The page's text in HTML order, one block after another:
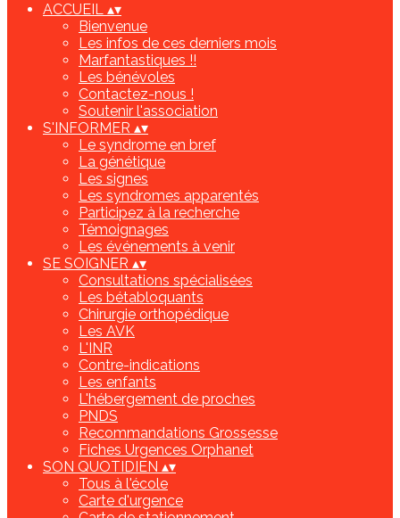
ACCUEIL ▴▾
Bienvenue
Les infos de ces derniers mois
Marfantastiques !!
Les bénévoles
Contactez-nous !
Soutenir l'association
S'INFORMER ▴▾
Le syndrome en bref
La génétique
Les signes
Les syndromes apparentés
Participez à la recherche
Témoignages
Les événements à venir
SE SOIGNER ▴▾
Consultations spécialisées
Les bétabloquants
Chirurgie orthopédique
Les AVK
L'INR
Contre-indications
Les enfants
L'hébergement de proches
PNDS
Recommandations Grossesse
Fiches Urgences Orphanet
SON QUOTIDIEN ▴▾
Tous à l'école
Carte d'urgence